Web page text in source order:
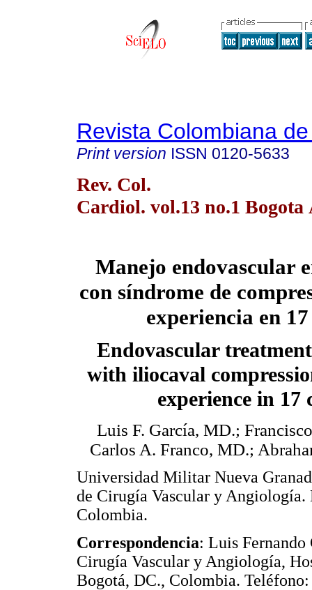
Revista Colombiana
Print version ISSN 0120-5633
Rev. Col.
Cardiol. vol.13 no.1 Bogota
Manejo endovascular
con síndrome de
experiencia en 17
Endovascular
with iliocaval
experience in 17
Luis F. García, MD.;
Carlos A. Franco, MD.;
Universidad Militar Nueva
de Cirugía Vascular y
Colombia.
Correspondencia: Luis
Cirugía Vascular y Angiología,
Bogotá, DC., Colombia.